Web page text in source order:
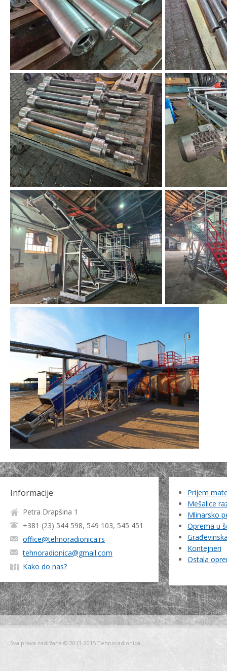
Informacije
Petra Drapšina 1
+381 (23) 544 598, 549 103, 545 451
office@tehnoradionica.rs
tehnoradionica@gmail.com
Kako do nas?
Prijem
Mešalice
Mlinarsko
Oprema u
Kontejneri
Ostala
Sva prava zadržana © 2013-2015 Tehnoradionica.